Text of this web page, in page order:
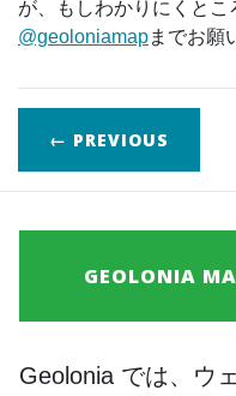
が、もしわかりにくと
@geoloniamapまでお願
← PREVIOUS
GEOLONIA
Geolonia では、ウ